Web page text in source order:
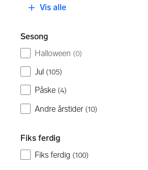
Vis alle
Sesong
Halloween (0)
Jul (105)
Påske (4)
Andre årstider (10)
Fiks ferdig
Fiks ferdig (100)